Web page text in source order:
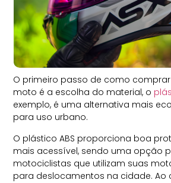
O primeiro passo de como
moto é a escolha do material, o
exemplo, é uma alternativa mais
para uso urbano.
O plástico ABS proporciona boa
mais acessível, sendo uma opção
motociclistas que utilizam suas
para deslocamentos na cidade. Ao